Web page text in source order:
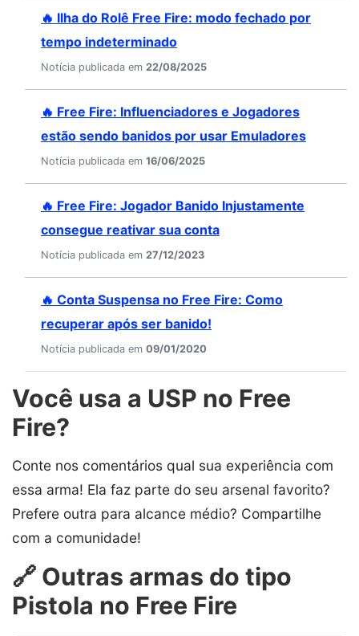
🔥 Ilha do Rolê Free Fire: modo fechado por
tempo indeterminado
Notícia publicada em 22/08/2025
🔥 Free Fire: Influenciadores e Jogadores
estão sendo banidos por usar Emuladores
Notícia publicada em 16/06/2025
🔥 Free Fire: Jogador Banido Injustamente
consegue reativar sua conta
Notícia publicada em 27/12/2023
🔥 Conta Suspensa no Free Fire: Como
recuperar após ser banido!
Notícia publicada em 09/01/2020
Você usa a USP no Free
Fire?
Conte nos comentários qual sua experiência com
essa arma! Ela faz parte do seu arsenal favorito?
Prefere outra para alcance médio? Compartilhe
com a comunidade!
🔗 Outras armas do tipo
Pistola no Free Fire